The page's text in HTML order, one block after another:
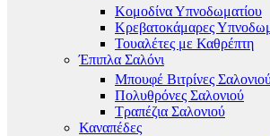
Κομοδίνα Υπνοδωματίου
Κρεβατοκάμαρες
Τουαλέτες με Καθρέπτη
Έπιπλα Σαλόνι
Μπουφέ Βιτρίνες
Πολυθρόνες Σαλονιού
Τραπέζια Σαλονιού
Καναπέδες